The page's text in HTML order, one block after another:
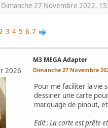
27 Novembre 2022,
3 4 5 6 7
2026
M3 MEGA Adapter
Dimanche 27 Novembre
Pour me faciliter la vie
dessiner une carte
marquage de pinout,
Edit : La carte est prête